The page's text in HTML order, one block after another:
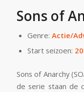
Sons of
Genre: Actie/
Start seizoen:
Sons of Anarchy
de serie staan de